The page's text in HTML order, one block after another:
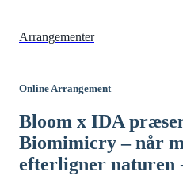
Arrangementer
Online Arrangement
Bloom x IDA
Biomimicry – når
efterligner naturen